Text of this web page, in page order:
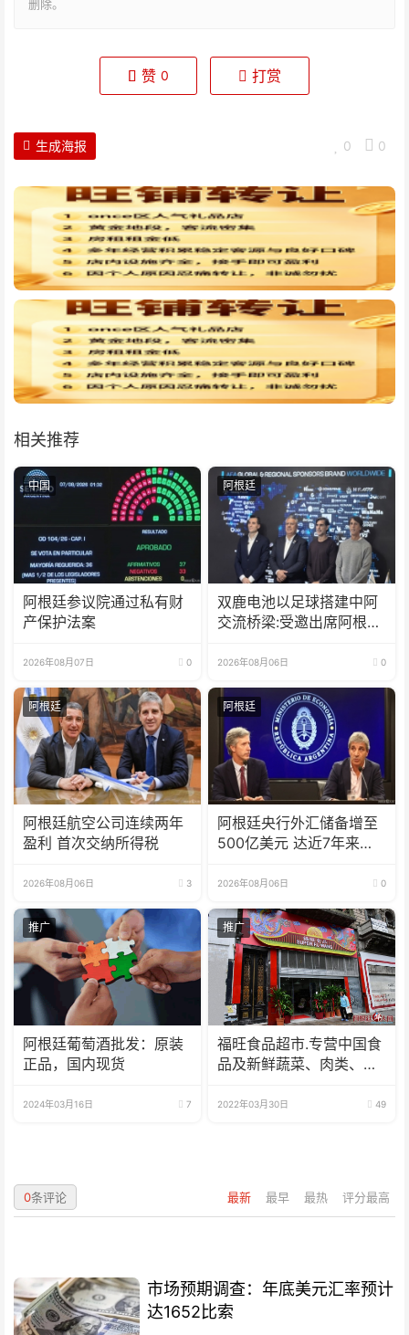
删除。
赞 0 打赏
0 0
生成海报
相关推荐
中国
阿根廷参议院通过私有财
产保护法案
2026年08月07日 0
阿根廷
双鹿电池以足球搭建中阿
交流桥梁:受邀出席阿根廷
2026年08月06日 0
阿根廷
阿根廷航空公司连续两年
盈利 首次交纳所得税
2026年08月06日 3
阿根廷
阿根廷央行外汇储备增至
500亿美元 达近7年来最
2026年08月06日 0
推广
阿根廷葡萄酒批发：原装
正品，国内现货
2024年03月16日 7
推广
福旺食品超市.专营中国食
品及新鲜蔬菜、肉类、
2022年03月30日 49
最新 最早 最热 评分最高
0条评论
市场预期调查：年底美元汇率预计
达1652比索